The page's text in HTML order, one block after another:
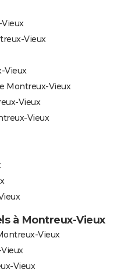
Vieux
Vieux
Montreux-Vieux
Vieux
Vieux
à Montreux-Vieux
Vieux
Vieux